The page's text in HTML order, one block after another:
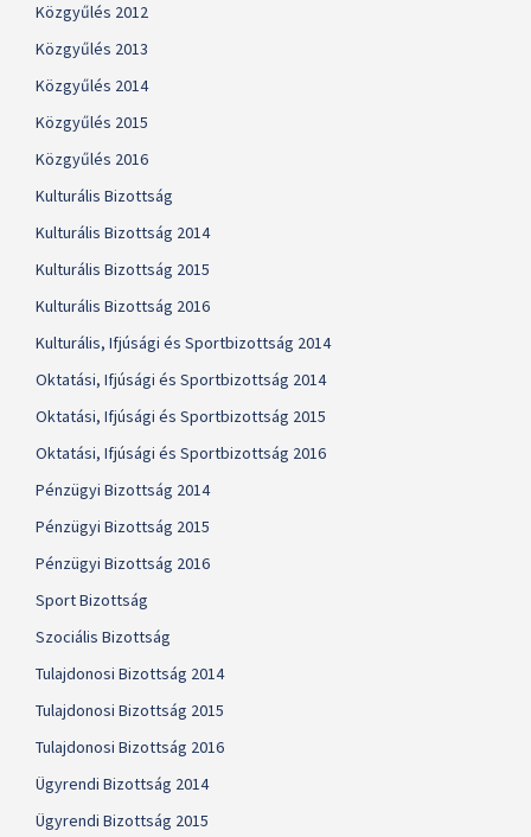
Közgyűlés 2012
Közgyűlés 2013
Közgyűlés 2014
Közgyűlés 2015
Közgyűlés 2016
Kulturális Bizottság
Kulturális Bizottság 2014
Kulturális Bizottság 2015
Kulturális Bizottság 2016
Kulturális, Ifjúsági és Sportbizottság 2014
Oktatási, Ifjúsági és Sportbizottság 2014
Oktatási, Ifjúsági és Sportbizottság 2015
Oktatási, Ifjúsági és Sportbizottság 2016
Pénzügyi Bizottság 2014
Pénzügyi Bizottság 2015
Pénzügyi Bizottság 2016
Sport Bizottság
Szociális Bizottság
Tulajdonosi Bizottság 2014
Tulajdonosi Bizottság 2015
Tulajdonosi Bizottság 2016
Ügyrendi Bizottság 2014
Ügyrendi Bizottság 2015